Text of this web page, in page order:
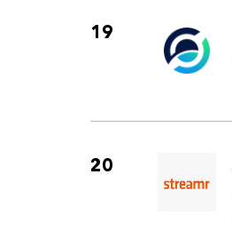
19
20